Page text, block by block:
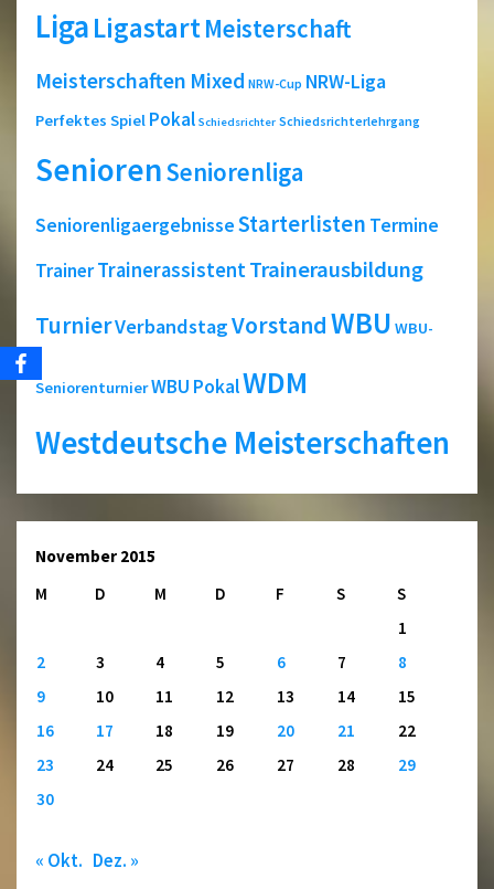
LigaLigastartMeisterschaft
Meisterschaften Mixed NRW-Cup NRW-Liga
Perfektes Spiel Pokal Schiedsrichter Schiedsrichterlehrgang
SeniorenSeniorenliga
SeniorenligaergebnisseStarterlisten Termine
TrainerTrainerassistentTrainerausbildung
TurnierVerbandstagVorstandWBU WBU-
SeniorenturnierWBU PokalWDM
Westdeutsche Meisterschaften
November 2015
M
D M D F S
S
1
2
3 4 5 6 7
8
9
10 11 12 13 14
15
16
17 18 19 20 21
22
23
24 25 26 27 28
29
30
« Okt. Dez. »